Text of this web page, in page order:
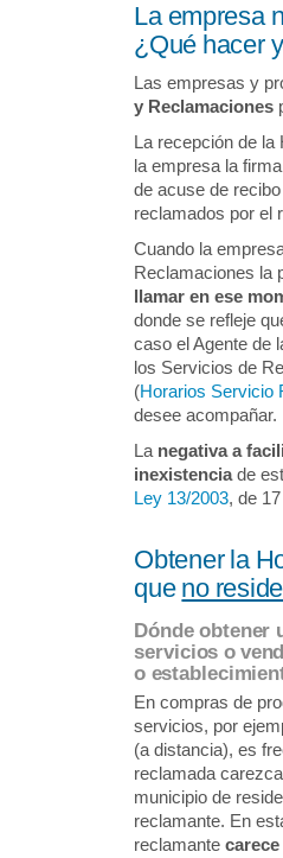
La empresa
¿Qué hacer
Las empresas y
y Reclamaciones
La recepción de
la empresa la
de acuse de
reclamados por el
Cuando la
Reclamaciones la
llamar en ese
donde se refleje
caso el Agente de
los Servicios de
(Horarios Servicio
desee acompañar.
La negativa a
inexistenciade
Ley 13/2003, de
Obtener la
que no
Dónde obtener
servicios o
o
En compras de
servicios, por
(a distancia), es
reclamada
municipio de
reclamante. En
reclamante